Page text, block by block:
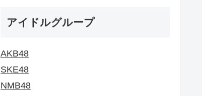
アイドルグループ
AKB48
SKE48
NMB48